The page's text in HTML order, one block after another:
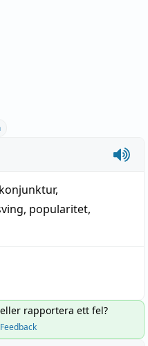
,
, popularitet,
rapportera ett fel?
Feedback